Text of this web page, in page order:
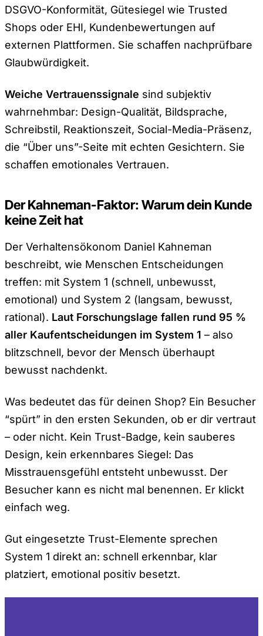
DSGVO-Konformität, Gütesiegel wie Trusted
Shops oder EHI, Kundenbewertungen auf
externen Plattformen. Sie schaffen nachprüfbare
Glaubwürdigkeit.
Weiche Vertrauenssignale sind subjektiv
wahrnehmbar: Design-Qualität, Bildsprache,
Schreibstil, Reaktionszeit, Social-Media-Präsenz,
die “Über uns”-Seite mit echten Gesichtern. Sie
schaffen emotionales Vertrauen.
Der Kahneman-Faktor: Warum dein Kunde
keine Zeit hat
Der Verhaltensökonom Daniel Kahneman
beschreibt, wie Menschen Entscheidungen
treffen: mit System 1 (schnell, unbewusst,
emotional) und System 2 (langsam, bewusst,
rational). Laut Forschungslage fallen rund 95 %
aller Kaufentscheidungen im System 1 – also
blitzschnell, bevor der Mensch überhaupt
bewusst nachdenkt.
Was bedeutet das für deinen Shop? Ein Besucher
“spürt” in den ersten Sekunden, ob er dir vertraut
– oder nicht. Kein Trust-Badge, kein sauberes
Design, kein erkennbares Siegel: Das
Misstrauensgefühl entsteht unbewusst. Der
Besucher kann es nicht mal benennen. Er klickt
einfach weg.
Gut eingesetzte Trust-Elemente sprechen
System 1 direkt an: schnell erkennbar, klar
platziert, emotional positiv besetzt.